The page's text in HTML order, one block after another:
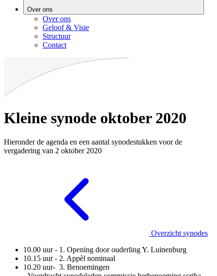
Over ons
Over ons
Geloof & Visie
Structuur
Contact
Kleine synode oktober 2020
Hieronder de agenda en een aantal synodestukken voor de
vergadering van 2 oktober 2020
Overzicht synodes
10.00 uur - 1. Opening door ouderling Y. Luinenburg
10.15 uur - 2. Appèl nominaal
10.20 uur- 3. Benoemingen